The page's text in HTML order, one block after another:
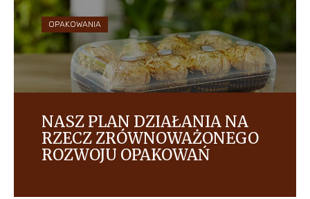
produktów w naszej globalnej działalności i
łańcuchach dostaw.
OPAKOWANIA
NASZ PLAN DZIAŁANIA NA
RZECZ ZRÓWNOWAŻONEGO
ROZWOJU OPAKOWAŃ